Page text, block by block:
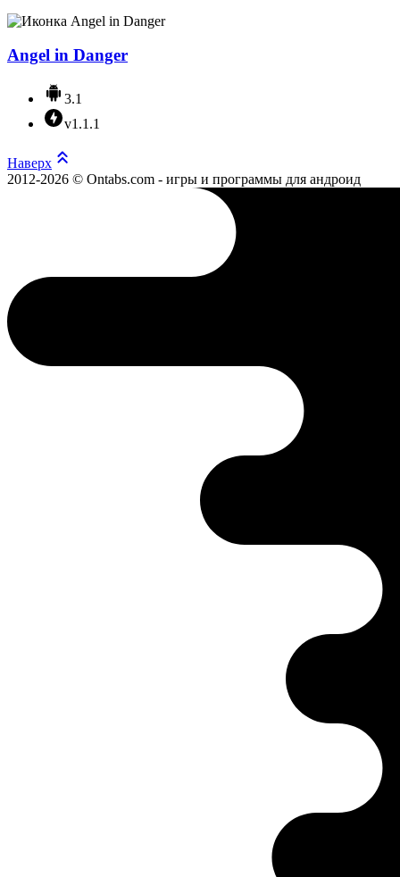
Angel in Danger
3.1
v1.1.1
Наверх
2012-2026 © Ontabs.com - игры и программы для андроид